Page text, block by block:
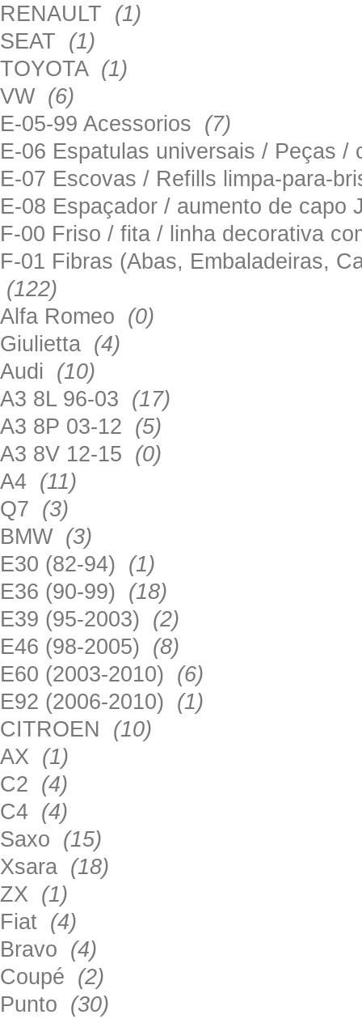
RENAULT (1)
SEAT (1)
TOYOTA (1)
VW (6)
E-05-99 Acessorios (7)
E-06 Espatulas universais / Peças
E-07 Escovas / Refills limpa-para-
E-08 Espaçador / aumento de
F-00 Friso / fita / linha decorativa
F-01 Fibras (Abas, Embaladeiras,
(122)
Alfa Romeo (0)
Giulietta (4)
Audi (10)
A3 8L 96-03 (17)
A3 8P 03-12 (5)
A3 8V 12-15 (0)
A4 (11)
Q7 (3)
BMW (3)
E30 (82-94) (1)
E36 (90-99) (18)
E39 (95-2003) (2)
E46 (98-2005) (8)
E60 (2003-2010) (6)
E92 (2006-2010) (1)
CITROEN (10)
AX (1)
C2 (4)
C4 (4)
Saxo (15)
Xsara (18)
ZX (1)
Fiat (4)
Bravo (4)
Coupé (2)
Punto (30)